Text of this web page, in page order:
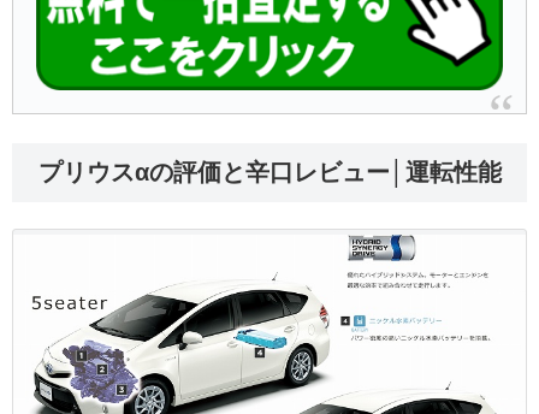
プリウスαの評価と辛口レビュー│運転性能